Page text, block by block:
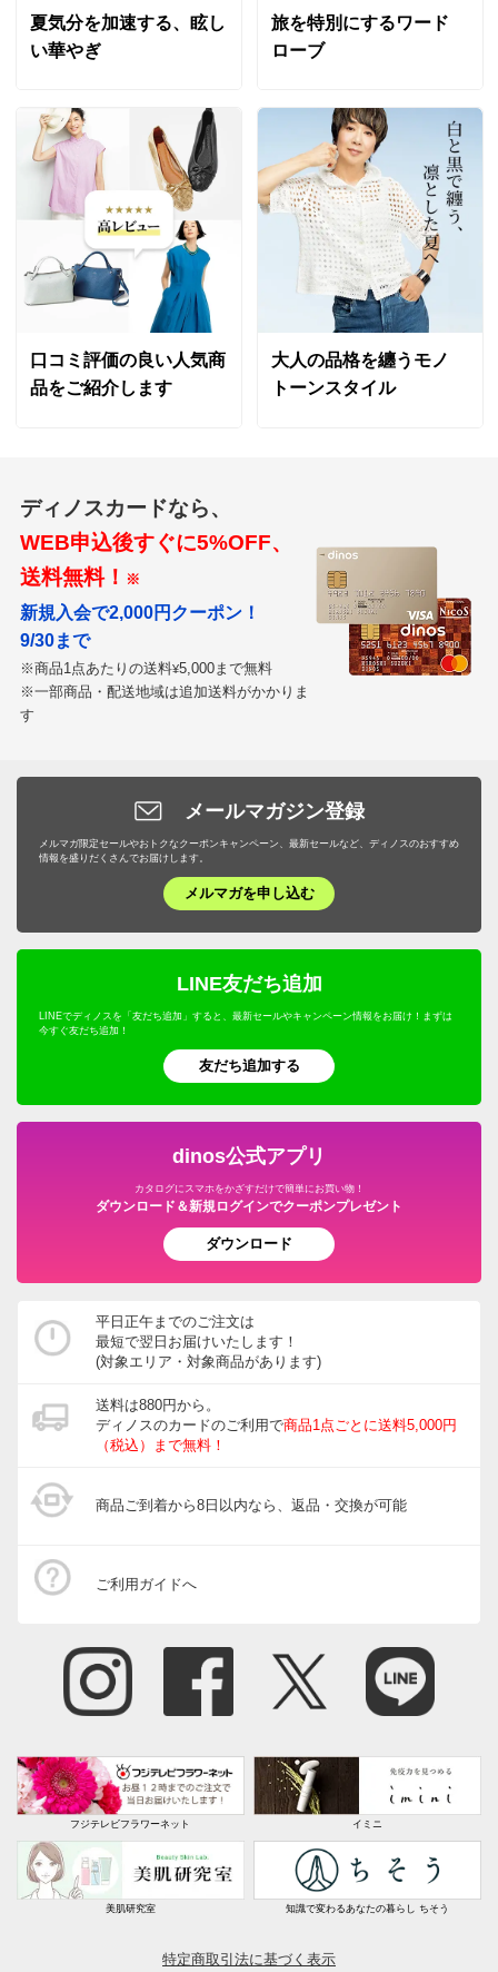
夏気分を加速する、眩し
い華やぎ
旅を特別にするワード
ローブ
口コミ評価の良い人気商
品をご紹介します
大人の品格を纏うモノ
トーンスタイル
ディノスカードなら、
WEB申込後すぐに5%OFF、
送料無料！ ※
新規入会で2,000円クーポン！
9/30まで
※商品1点あたりの送料¥5,000まで無料
※一部商品・配送地域は追加送料がかかりま
す
メールマガジン登録
メルマガ限定セールやおトクなクーポンキャンペーン、最新セールなど、ディノスのおすすめ
情報を盛りだくさんでお届けします。
メルマガを申し込む
LINE友だち追加
LINEでディノスを「友だち追加」すると、最新セールやキャンペーン情報をお届け！まずは
今すぐ友だち追加！
友だち追加する
dinos公式アプリ
カタログにスマホをかざすだけで簡単にお買い物！
ダウンロード＆新規ログインでクーポンプレゼント
ダウンロード
平日正午までのご注文は
最短で翌日お届けいたします！
(対象エリア・対象商品があります)
送料は880円から。
ディノスのカードのご利用で商品1点ごとに送料5,000円
（税込）まで無料！
商品ご到着から8日以内なら、返品・交換が可能
ご利用ガイドへ
フジテレビフラワーネット イミニ
美肌研究室 知識で変わるあなたの暮らし ちそう
特定商取引法に基づく表示